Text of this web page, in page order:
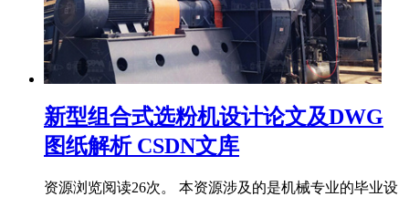
新型组合式选粉机设计论文及DWG
图纸解析 CSDN文库
资源浏览阅读26次。 本资源涉及的是机械专业的毕业设